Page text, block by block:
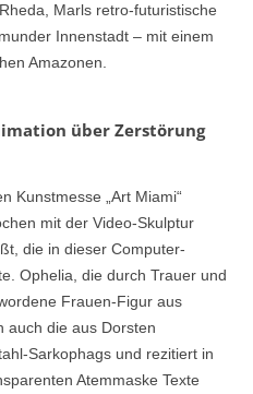
Marls retro-futuristische
Innenstadt – mit einem
Amazonen.
über Zerstörung
Kunstmesse „Art Miami“
mit der Video-Skulptur
die in dieser Computer-
Ophelia, die durch Trauer und
Frauen-Figur aus
auch die aus Dorsten
Sarkophags und rezitiert in
Atemmaske Texte